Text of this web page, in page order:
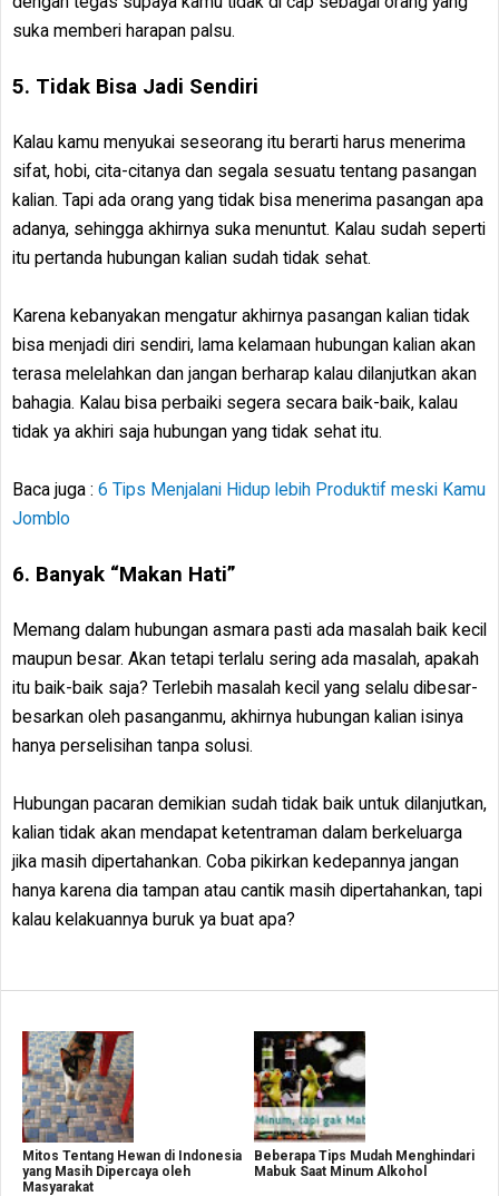
suka memberi harapan palsu.
5. Tidak Bisa Jadi Sendiri
Kalau kamu menyukai seseorang itu berarti harus menerima
sifat, hobi, cita-citanya dan segala sesuatu tentang pasangan
kalian. Tapi ada orang yang tidak bisa menerima pasangan apa
adanya, sehingga akhirnya suka menuntut. Kalau sudah seperti
itu pertanda hubungan kalian sudah tidak sehat.
Karena kebanyakan mengatur akhirnya pasangan kalian tidak
bisa menjadi diri sendiri, lama kelamaan hubungan kalian akan
terasa melelahkan dan jangan berharap kalau dilanjutkan akan
bahagia. Kalau bisa perbaiki segera secara baik-baik, kalau
tidak ya akhiri saja hubungan yang tidak sehat itu.
Baca juga : 6 Tips Menjalani Hidup lebih Produktif meski Kamu
Jomblo
6. Banyak “Makan Hati”
Memang dalam hubungan asmara pasti ada masalah baik kecil
maupun besar. Akan tetapi terlalu sering ada masalah, apakah
itu baik-baik saja? Terlebih masalah kecil yang selalu dibesar-
besarkan oleh pasanganmu, akhirnya hubungan kalian isinya
hanya perselisihan tanpa solusi.
Hubungan pacaran demikian sudah tidak baik untuk dilanjutkan,
kalian tidak akan mendapat ketentraman dalam berkeluarga
jika masih dipertahankan. Coba pikirkan kedepannya jangan
hanya karena dia tampan atau cantik masih dipertahankan, tapi
kalau kelakuannya buruk ya buat apa?
Mitos Tentang Hewan di Indonesia
yang Masih Dipercaya oleh
Masyarakat
Beberapa Tips Mudah Menghindari
Mabuk Saat Minum Alkohol